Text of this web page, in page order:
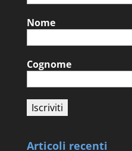
Nome
Cognome
Articoli recenti